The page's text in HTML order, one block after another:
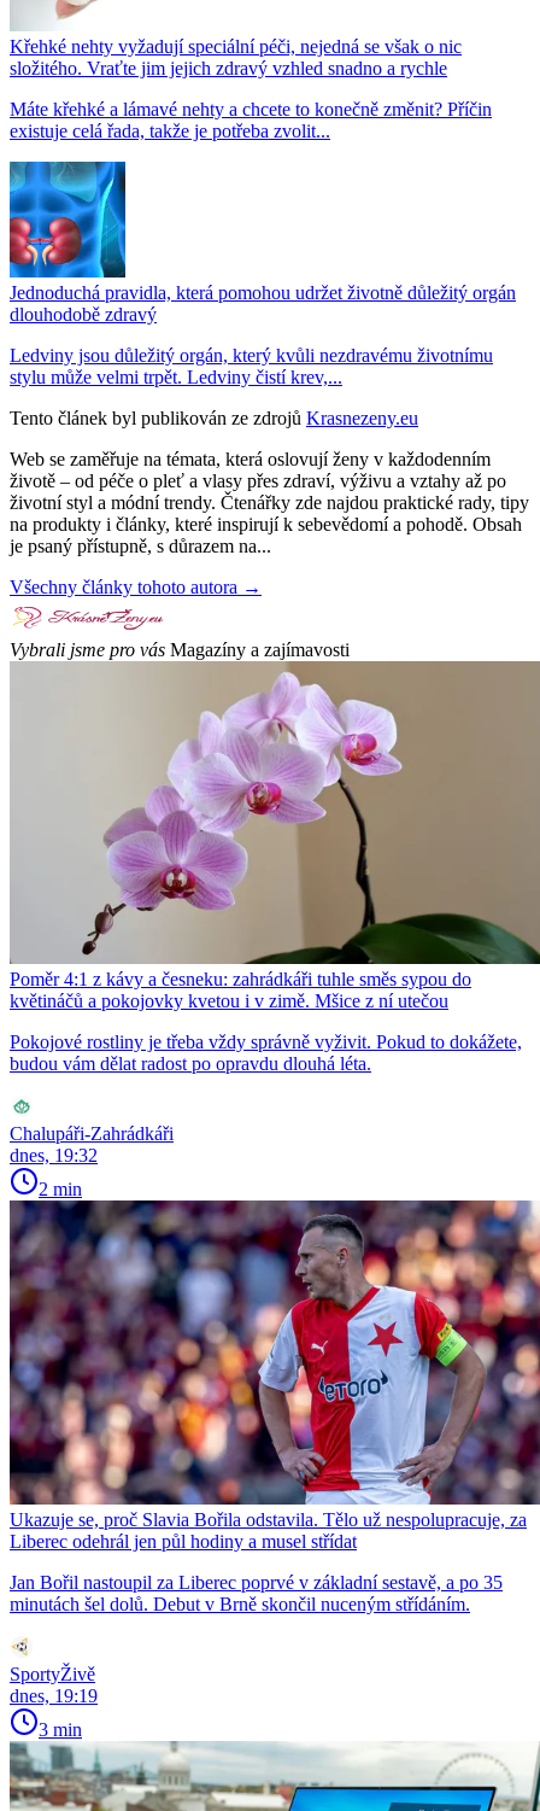
Křehké nehty vyžadují speciální péči, nejedná se však o nic
složitého. Vraťte jim jejich zdravý vzhled snadno a rychle
Máte křehké a lámavé nehty a chcete to konečně změnit? Příčin
existuje celá řada, takže je potřeba zvolit...
Jednoduchá pravidla, která pomohou udržet životně důležitý orgán
dlouhodobě zdravý
Ledviny jsou důležitý orgán, který kvůli nezdravému životnímu
stylu může velmi trpět. Ledviny čistí krev,...
Tento článek byl publikován ze zdrojů Krasnezeny.eu
Web se zaměřuje na témata, která oslovují ženy v každodenním
životě – od péče o pleť a vlasy přes zdraví, výživu a vztahy až po
životní styl a módní trendy. Čtenářky zde najdou praktické rady, tipy
na produkty i články, které inspirují k sebevědomí a pohodě. Obsah
je psaný přístupně, s důrazem na...
Všechny články tohoto autora →
Vybrali jsme pro vás Magazíny a zajímavosti
Poměr 4:1 z kávy a česneku: zahrádkáři tuhle směs sypou do
květináčů a pokojovky kvetou i v zimě. Mšice z ní utečou
Pokojové rostliny je třeba vždy správně vyživit. Pokud to dokážete,
budou vám dělat radost po opravdu dlouhá léta.
Chalupáři-Zahrádkáři
dnes, 19:32
2 min
Ukazuje se, proč Slavia Bořila odstavila. Tělo už nespolupracuje, za
Liberec odehrál jen půl hodiny a musel střídat
Jan Bořil nastoupil za Liberec poprvé v základní sestavě, a po 35
minutách šel dolů. Debut v Brně skončil nuceným střídáním.
SportyŽivě
dnes, 19:19
3 min